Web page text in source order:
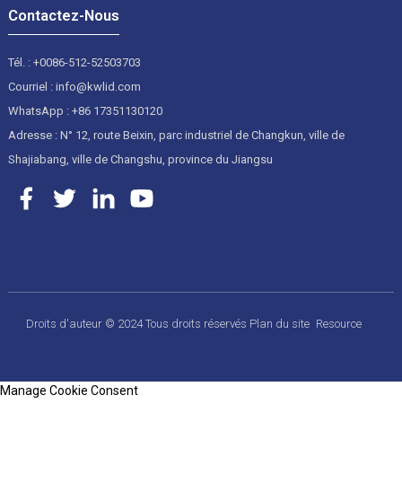
Contactez-Nous
Tél. : +0086-512-52503703
Courriel : info@kwlid.com
WhatsApp : +86 17351130120
Adresse : N° 12, route Beixin, parc industriel de Changkun, ville de
Shajiabang, ville de Changshu, province du Jiangsu
Droits d'auteur © 2024 Tous droits réservés Plan du site Resource
Manage Cookie Consent